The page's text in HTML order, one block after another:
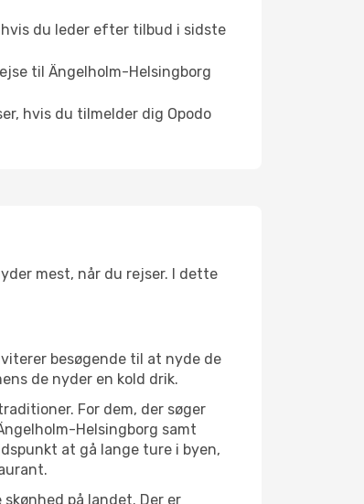
du leder efter tilbud i sidste
til Ängelholm-Helsingborg
hvis du tilmelder dig Opodo
mest, når du rejser. I dette
besøgende til at nyde de
de nyder en kold drik.
For dem, der søger
Helsingborg samt
at gå lange ture i byen,
på landet. Der er